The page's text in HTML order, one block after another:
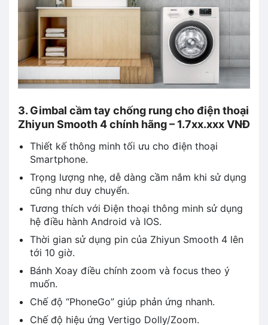
3. Gimbal cầm tay chống rung cho điện thoại
Zhiyun Smooth 4 chính hãng – 1.7xx.xxx VNĐ
Thiết kế thông minh tối ưu cho điện thoại
Smartphone.
Trọng lượng nhẹ, dễ dàng cầm nắm khi sử dụng
cũng như duy chuyển.
Tương thích với Điện thoại thông minh sử dụng
hệ điều hành Android và IOS.
Thời gian sử dụng pin của Zhiyun Smooth 4 lên
tới 10 giờ.
Bánh Xoay điều chính zoom và focus theo ý
muốn.
Chế độ “PhoneGo” giúp phản ứng nhanh.
Chế độ hiệu ứng Vertigo Dolly/Zoom.